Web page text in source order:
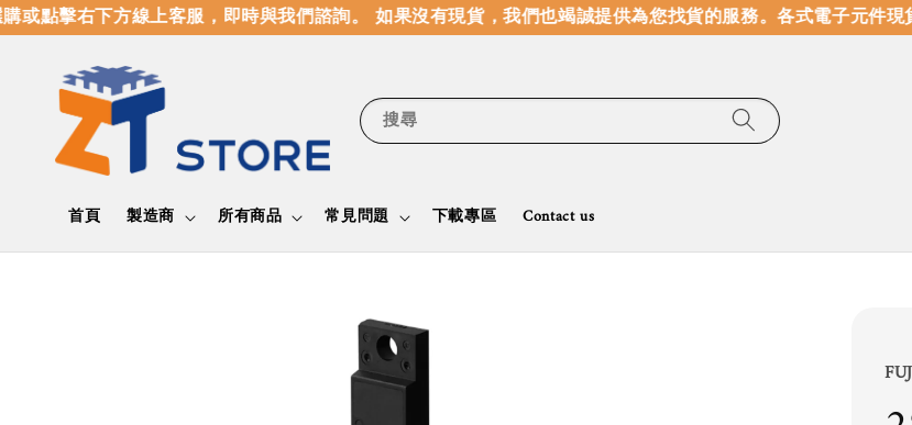
點擊右下方線上客服，即時與我們諮詢。 如果沒有現貨，我們也竭誠提供為您找貨的服務。各式電子元件現
搜尋
首頁 製造商 所有商品 常見問題 下載專區 Contact us